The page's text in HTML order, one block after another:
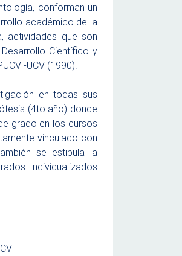
conforman un
académico de la
actividades que son
Científico y
-UCV (1990).
en todas sus
(4to año) donde
grado en los cursos
vinculado con
se estipula la
Individualizados